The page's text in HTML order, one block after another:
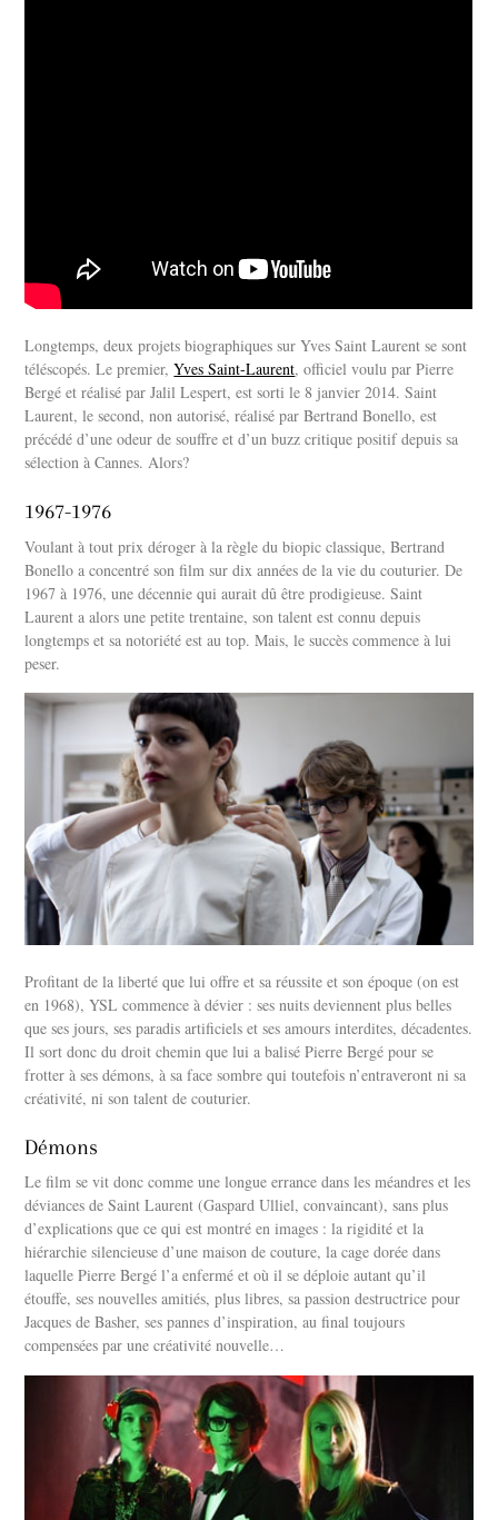
Longtemps, deux projets biographiques sur Yves Saint Laurent se sont
téléscopés. Le premier,Yves Saint-Laurent, officiel voulu par Pierre
Bergé et réalisé par Jalil Lespert, est sorti le 8 janvier 2014. Saint
Laurent, le second, non autorisé, réalisé par Bertrand Bonello, est
précédé d’une odeur de souffre et d’un buzz critique positif depuis sa
sélection à Cannes. Alors?
1967-1976
Voulant à tout prix déroger à la règle du biopic classique, Bertrand
Bonello a concentré son film sur dix années de la vie du couturier. De
1967 à 1976, une décennie qui aurait dû être prodigieuse. Saint
Laurent a alors une petite trentaine, son talent est connu depuis
longtemps et sa notoriété est au top. Mais, le succès commence à lui
peser.
Profitant de la liberté que lui offre et sa réussite et son époque (on est
en 1968), YSL commence à dévier : ses nuits deviennent plus belles
que ses jours, ses paradis artificiels et ses amours interdites, décadentes.
Il sort donc du droit chemin que lui a balisé Pierre Bergé pour se
frotter à ses démons, à sa face sombre qui toutefois n’entraveront ni sa
créativité, ni son talent de couturier.
Démons
Le film se vit donc comme une longue errance dans les méandres et les
déviances de Saint Laurent (Gaspard Ulliel, convaincant), sans plus
d’explications que ce qui est montré en images : la rigidité et la
hiérarchie silencieuse d’une maison de couture, la cage dorée dans
laquelle Pierre Bergé l’a enfermé et où il se déploie autant qu’il
étouffe, ses nouvelles amitiés, plus libres, sa passion destructrice pour
Jacques de Basher, ses pannes d’inspiration, au final toujours
compensées par une créativité nouvelle…